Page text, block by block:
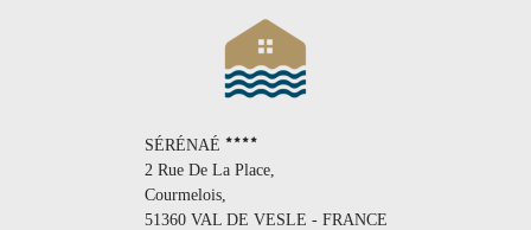
SÉRÉNAÉ
2 Rue De La Place,
Courmelois,
51360 VAL DE VESLE - FRANCE